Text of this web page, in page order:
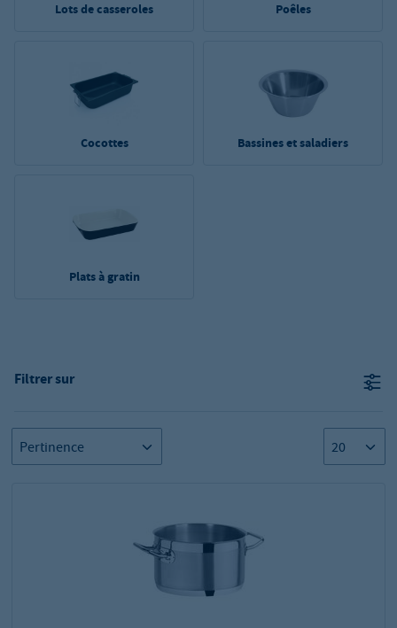
Lots de casseroles Poêles
Cocottes Bassines et saladiers
Plats à gratin
Filtrer sur